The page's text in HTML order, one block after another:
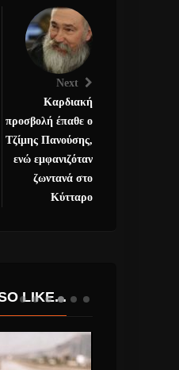
Next
Καρδιακή
προσβολή έπαθε ο
Τζίμης Πανούσης,
ενώ εμφανιζόταν
ζωντανά στο
Κύτταρο
LIKE...